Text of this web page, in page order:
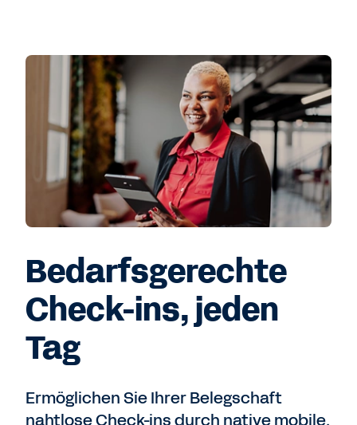
Bedarfsgerechte
Check-ins, jeden
Tag
Ermöglichen Sie Ihrer Belegschaft